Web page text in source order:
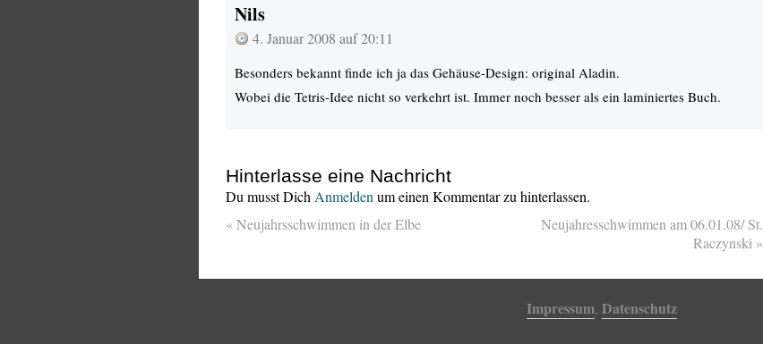
Nils
4. Januar 2008 auf 20:11
Besonders bekannt finde ich ja das Gehäuse-Design: original Aladin.
Wobei die Tetris-Idee nicht so verkehrt ist. Immer noch besser als ein laminiertes Buch.
Hinterlasse eine Nachricht
Du musst Dich Anmelden um einen Kommentar zu hinterlassen.
«Neujahrsschwimmen in der Elbe
Neujahresschwimmen am 06.01.08/ St.
Raczynski »
Impressum, Datenschutz